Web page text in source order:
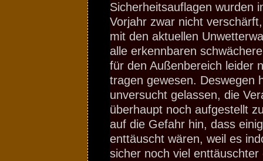
Sicherheitsauflagen wurden
Vorjahr zwar nicht
mit den aktuellen
alle erkennbaren
für den Außenbereich leider
tragen gewesen. Deswegen
unversucht gelassen, die
überhaupt noch aufgestellt
auf die Gefahr hin, dass
enttäuscht wären, weil es
sicher noch viel